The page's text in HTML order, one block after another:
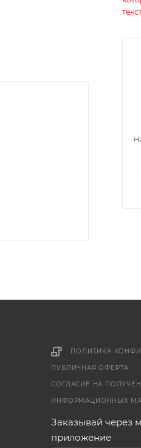
ПОЛИТИКА
ПУБЛИЧНАЯ ОФЕРТА
СОГЛАСИЕ НА
ИНФОРМАЦИОННЫХ
Заказывай через
приложение